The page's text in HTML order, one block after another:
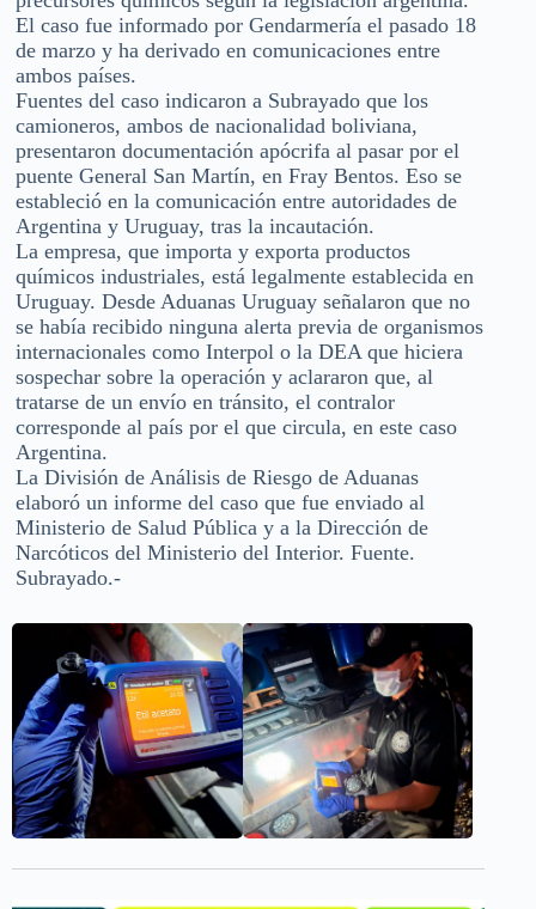
El caso fue informado por Gendarmería el pasado 18
de marzo y ha derivado en comunicaciones entre
ambos países.
Fuentes del caso indicaron a Subrayado que los
camioneros, ambos de nacionalidad boliviana,
presentaron documentación apócrifa al pasar por el
puente General San Martín, en Fray Bentos. Eso se
estableció en la comunicación entre autoridades de
Argentina y Uruguay, tras la incautación.
La empresa, que importa y exporta productos
químicos industriales, está legalmente establecida en
Uruguay. Desde Aduanas Uruguay señalaron que no
se había recibido ninguna alerta previa de organismos
internacionales como Interpol o la DEA que hiciera
sospechar sobre la operación y aclararon que, al
tratarse de un envío en tránsito, el contralor
corresponde al país por el que circula, en este caso
Argentina.
La División de Análisis de Riesgo de Aduanas
elaboró un informe del caso que fue enviado al
Ministerio de Salud Pública y a la Dirección de
Narcóticos del Ministerio del Interior. Fuente.
Subrayado.-